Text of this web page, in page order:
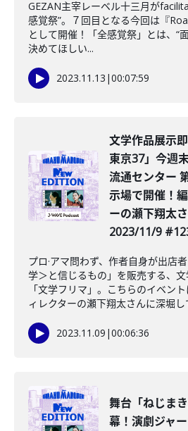
GEZAN主宰レーベル十三月が
感覚祭”。７回目となる今回は『
として開催！「全感覚祭」とは、“
決めてほしい...
2023.11.13 |00:07:59
文学作品展示
東京37」今週
流通センター
示場で開催！
ーの瀬下翔太
2023/11/9
プロ·アマ問わず、作者自身が出店
学＞と信じるもの」を販売する、
「文学フリマ」。こちらのイベン
ィレクターの瀬下翔太さんに深堀し
2023.11.09 |00:06:36
舞台「ねじま
幕！演劇ジャ